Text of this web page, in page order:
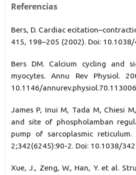
Referencias
Bers, D. Cardiac
415, 198–205 (2002). Doi:
Bers DM. Calcium cycling and
myocytes. Annu Rev Physiol.
10.1146/
James P, Inui M, Tada M, Chiesi
and site of phospholamban
pump of sarcoplasmic
2;342(6245):90-2. Doi: 10.1038/
Xue, J., Zeng, W., Han, Y. et al.